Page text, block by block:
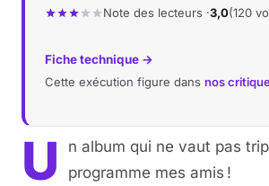
Note des lecteurs ·3,0(120
Fiche technique →
Cette exécution figure dans nos
U
n album qui ne vaut pas
programme mes amis !